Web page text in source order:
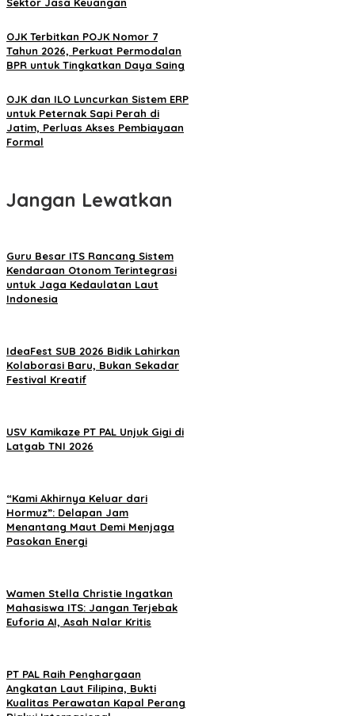
OJK Terbitkan POJK Nomor 7
Tahun 2026, Perkuat Permodalan
BPR untuk Tingkatkan Daya Saing
OJK dan ILO Luncurkan Sistem ERP
untuk Peternak Sapi Perah di
Jatim, Perluas Akses Pembiayaan
Formal
Jangan Lewatkan
Guru Besar ITS Rancang Sistem
Kendaraan Otonom Terintegrasi
untuk Jaga Kedaulatan Laut
Indonesia
IdeaFest SUB 2026 Bidik Lahirkan
Kolaborasi Baru, Bukan Sekadar
Festival Kreatif
USV Kamikaze PT PAL Unjuk Gigi di
Latgab TNI 2026
“Kami Akhirnya Keluar dari
Hormuz”: Delapan Jam
Menantang Maut Demi Menjaga
Pasokan Energi
Wamen Stella Christie Ingatkan
Mahasiswa ITS: Jangan Terjebak
Euforia AI, Asah Nalar Kritis
PT PAL Raih Penghargaan
Angkatan Laut Filipina, Bukti
Kualitas Perawatan Kapal Perang